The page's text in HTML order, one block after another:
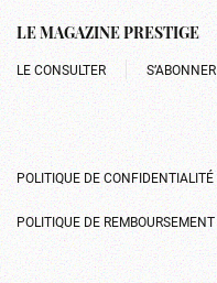
LE MAGAZINE PRESTIGE
LE CONSULTER S’ABONNER
POLITIQUE DE CONFIDENTIALITÉ
POLITIQUE DE REMBOURSEMENT